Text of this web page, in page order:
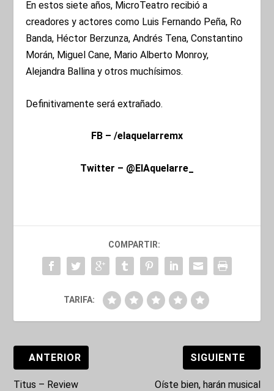
En estos siete años, MicroTeatro recibió a
creadores y actores como Luis Fernando Peña, Ro
Banda, Héctor Berzunza, Andrés Tena, Constantino
Morán, Miguel Cane, Mario Alberto Monroy,
Alejandra Ballina y otros muchísimos.
Definitivamente será extrañado.
FB – /elaquelarremx
Twitter – @ElAquelarre_
COMPARTIR:
TARIFA:
ANTERIOR
Titus – Review
SIGUIENTE
Oíste bien, harán musical